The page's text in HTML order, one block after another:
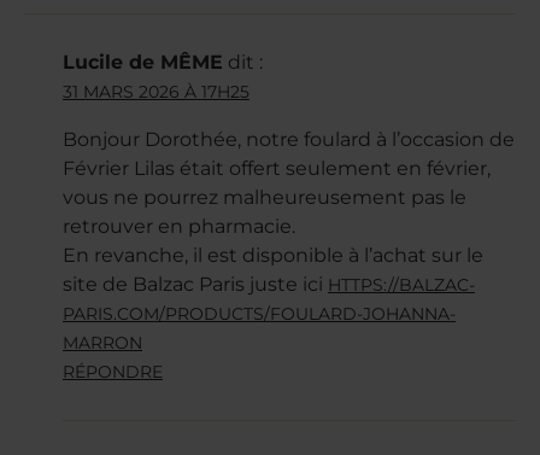
Lucile de MÊME dit :
31 MARS 2026 À 17H25
Bonjour Dorothée, notre foulard à l’occasion de
Février Lilas était offert seulement en février,
vous ne pourrez malheureusement pas le
retrouver en pharmacie.
En revanche, il est disponible à l’achat sur le
site de Balzac Paris juste ici HTTPS://BALZAC-
PARIS.COM/PRODUCTS/FOULARD-JOHANNA-
MARRON
RÉPONDRE